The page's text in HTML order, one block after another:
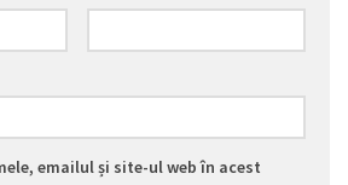
emailul și site-ul web în acest